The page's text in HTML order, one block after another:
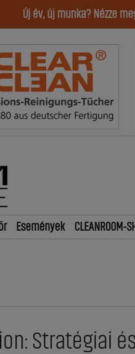
Új év, új munka? Nézze
Események CLEANROOM-
Stratégiai